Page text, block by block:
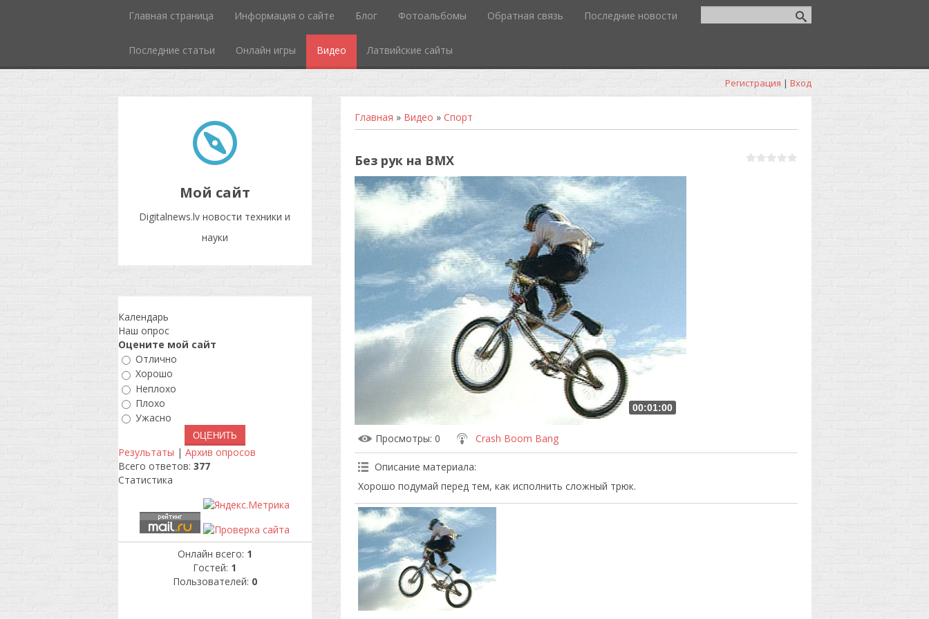
Главная страница Информация о сайте Блог Фотоальбомы Обратная связь Последние новости
Последние статьи Онлайн игры Видео Латвийские сайты
Регистрация | Вход
Мой сайт
Digitalnews.lv новости техники и
науки
Главная » Видео » Спорт
Без рук на BMX
00:01:00
Просмотры: 0 Crash Boom Bang
Описание материала:
Хорошо подумай перед тем, как исполнить сложный трюк.
Календарь
Наш опрос
Оцените мой сайт
Отлично
Хорошо
Неплохо
Плохо
Ужасно
Результаты | Архив опросов
Всего ответов: 377
Статистика
Онлайн всего: 1
Гостей: 1
Пользователей: 0